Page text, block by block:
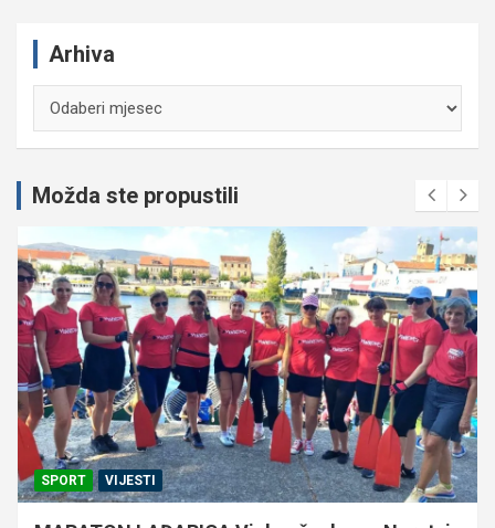
Arhiva
Možda ste propustili
SPORT VIJESTI